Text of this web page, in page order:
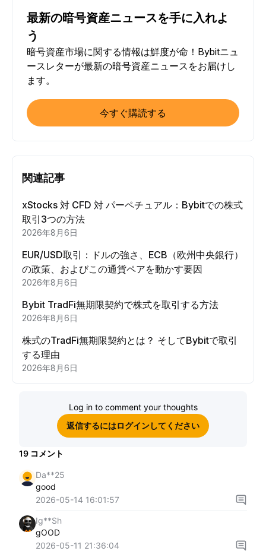
最新の暗号資産ニュースを手に入れよ
う
暗号資産市場に関する情報は鮮度が命！Bybitニュ
ースレターが最新の暗号資産ニュースをお届けし
ます。
今すぐ購読する
関連記事
xStocks 対 CFD 対 パーペチュアル：Bybitでの株式
取引3つの方法
2026年8月6日
EUR/USD取引：ドルの強さ、ECB（欧州中央銀行）
の政策、およびこの通貨ペアを動かす要因
2026年8月6日
Bybit TradFi無期限契約で株式を取引する方法
2026年8月6日
株式のTradFi無期限契約とは？ そしてBybitで取引
する理由
2026年8月6日
Log in to comment your thoughts
返信するにはログインしてください
19 コメント
Da**25
good
2026-05-14 16:01:57
Ig**Sh
gOOD
2026-05-11 21:36:04